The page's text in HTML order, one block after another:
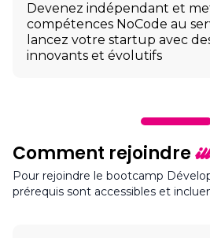
Devenez indépendant et
compétences NoCode au
lancez votre startup avec
innovants et évolutifs
Comment rejoindre
Pour rejoindre le bootcamp
prérequis sont accessibles et